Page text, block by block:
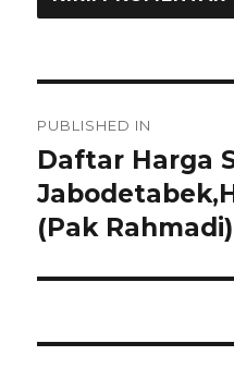
pos
PUBLISHED IN
Daftar Harga
(Pak Rahmadi)